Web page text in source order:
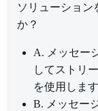
ソリューション
か？
A. メッセー
してストリ
を使用します
B. メッセー